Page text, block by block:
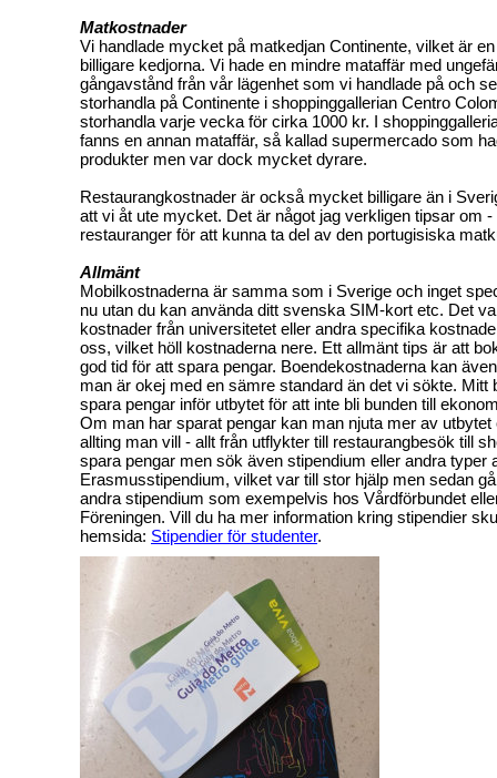
Matkostnader
Vi handlade mycket på matkedjan Continente, vilket är
billigare kedjorna. Vi hade en mindre mataffär med
gångavstånd från vår lägenhet som vi handlade på och
storhandla på Continente i shoppinggallerian Centro
storhandla varje vecka för cirka 1000 kr. I
fanns en annan mataffär, så kallad supermercado som
produkter men var dock mycket dyrare.
Restaurangkostnader är också mycket billigare än i
att vi åt ute mycket. Det är något jag verkligen tipsar om -
restauranger för att kunna ta del av den portugisiska
Allmänt
Mobilkostnaderna är samma som i Sverige och inget
nu utan du kan använda ditt svenska SIM-kort etc. Det
kostnader från universitetet eller andra specifika
oss, vilket höll kostnaderna nere. Ett allmänt tips är att
god tid för att spara pengar. Boendekostnaderna kan
man är okej med en sämre standard än det vi sökte. Mitt
spara pengar inför utbytet för att inte bli bunden till
Om man har sparat pengar kan man njuta mer av
allting man vill - allt från utflykter till restaurangbesök till
spara pengar men sök även stipendium eller andra typer
Erasmusstipendium, vilket var till stor hjälp men sedan
andra stipendium som exempelvis hos Vårdförbundet
Föreningen. Vill du ha mer information kring stipendier
hemsida: Stipendier för studenter.